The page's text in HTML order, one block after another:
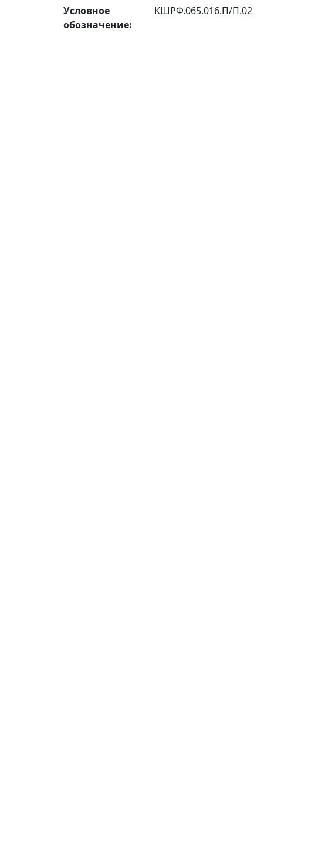
Условное
обозначение:
КШРФ.065.016.П/П.02